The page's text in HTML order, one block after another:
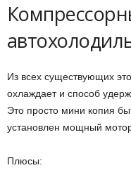
Из всех существующих
охлаждает и способ
Это просто мини копия
установлен мощный
Плюсы: